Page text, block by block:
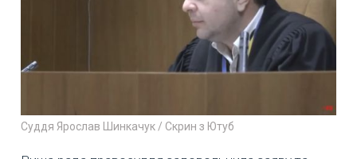
Суддя Ярослав Шинкачук / Скрин з Ютуб